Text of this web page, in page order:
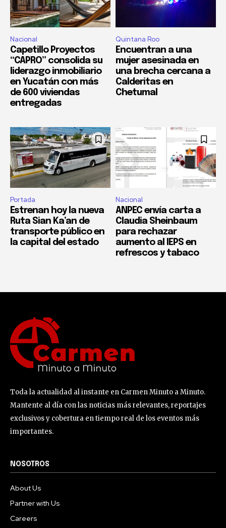
Nacional
Capetillo Proyectos
“CAPRO” consolida su
liderazgo inmobiliario
en Yucatán con más
de 600 viviendas
entregadas
Quintana Roo
Encuentran a una
mujer asesinada en
una brecha cercana a
Calderitas en
Chetumal
Portada
Estrenan hoy la nueva
Ruta Sian Ka’an de
transporte público en
la capital del estado
Nacional
ANPEC envía carta a
Claudia Sheinbaum
para rechazar
aumento al IEPS en
refrescos y tabaco
Toda la actualidad al instante en Carmen Minuto a Minuto.
Mantente al día con las noticias más relevantes, reportajes
exclusivos y cobertura en tiempo real de los eventos más
importantes.
NOSOTROS
About Us
Partner with Us
Careers